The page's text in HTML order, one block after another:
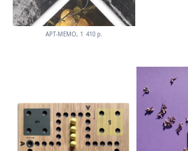
АРТ-МЕМО, 1 410 р.